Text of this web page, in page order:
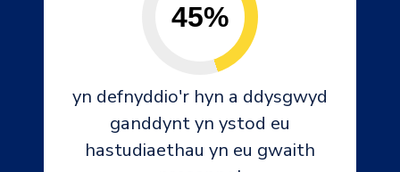
45%
yn defnyddio'r hyn a ddysgwyd
ganddynt yn ystod eu
hastudiaethau yn eu gwaith